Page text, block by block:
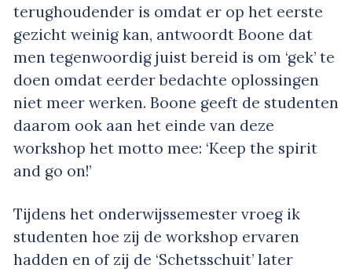
terughoudender is omdat er op het eerste
gezicht weinig kan, antwoordt Boone dat
men tegenwoordig juist bereid is om ‘gek’ te
doen omdat eerder bedachte oplossingen
niet meer werken. Boone geeft de studenten
daarom ook aan het einde van deze
workshop het motto mee: ‘Keep the spirit
and go on!’
Tijdens het onderwijssemester vroeg ik
studenten hoe zij de workshop ervaren
hadden en of zij de ‘Schetsschuit’ later